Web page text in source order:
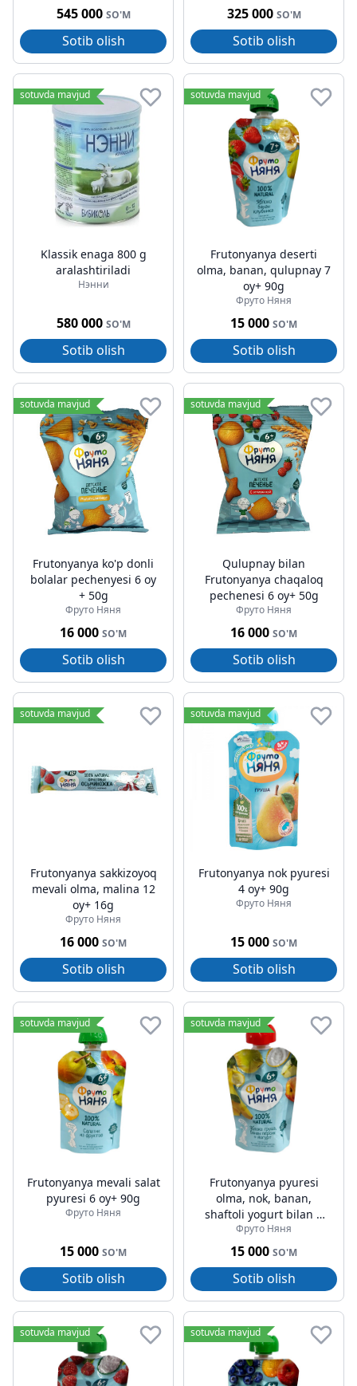
545 000 SO'M
Sotib olish
325 000 SO'M
Sotib olish
sotuvda mavjud
Klassik enaga 800 g
aralashtiriladi
Нэнни
580 000 SO'M
Sotib olish
sotuvda mavjud
Frutonyanya deserti
olma, banan, qulupnay 7
oy+ 90g
Фруто Няня
15 000 SO'M
Sotib olish
sotuvda mavjud
Frutonyanya ko'p donli
bolalar pechenyesi 6 oy
+ 50g
Фруто Няня
16 000 SO'M
Sotib olish
sotuvda mavjud
Qulupnay bilan
Frutonyanya chaqaloq
pechenesi 6 oy+ 50g
Фруто Няня
16 000 SO'M
Sotib olish
sotuvda mavjud
Frutonyanya sakkizoyoq
mevali olma, malina 12
oy+ 16g
Фруто Няня
16 000 SO'M
Sotib olish
sotuvda mavjud
Frutonyanya nok pyuresi
4 oy+ 90g
Фруто Няня
15 000 SO'M
Sotib olish
sotuvda mavjud
Frutonyanya mevali salat
pyuresi 6 oy+ 90g
Фруто Няня
15 000 SO'M
Sotib olish
sotuvda mavjud
Frutonyanya pyuresi
olma, nok, banan,
shaftoli yogurt bilan 6
oy+ 90g
Фруто Няня
15 000 SO'M
Sotib olish
sotuvda mavjud sotuvda mavjud